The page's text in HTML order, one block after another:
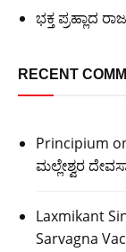
ಭಕ್ತ ಪ್ರಹ್ಲಾದ
RECENT
Principium
ಮಲ್ಲೇಶ್ವರ
Laxmikant
Sarvagna